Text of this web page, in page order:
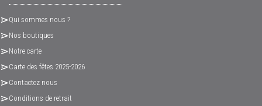
Qui sommes nous ?
Nos boutiques
Notre carte
Carte des fêtes 2025-2026
Contactez nous
Conditions de retrait